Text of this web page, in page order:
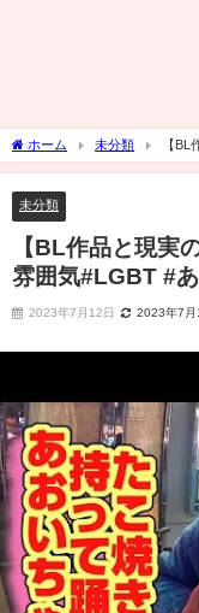
ホーム 未分類
【
#LGBT #あるある #BL #ゲイ
未分類
【BL作品と現実
雰囲気#LGBT #
2023年7月12日 2023年7月